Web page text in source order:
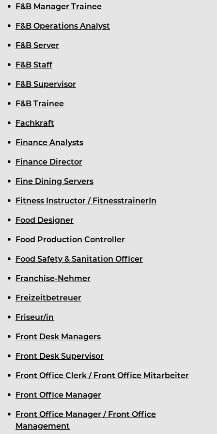
F&B Manager Trainee
F&B Operations Analyst
F&B Server
F&B Staff
F&B Supervisor
F&B Trainee
Fachkraft
Finance Analysts
Finance Director
Fine Dining Servers
Fitness Instructor / FitnesstrainerIn
Food Designer
Food Production Controller
Food Safety & Sanitation Officer
Franchise-Nehmer
Freizeitbetreuer
Friseur/in
Front Desk Managers
Front Desk Supervisor
Front Office Clerk / Front Office Mitarbeiter
Front Office Manager
Front Office Manager / Front Office
Management